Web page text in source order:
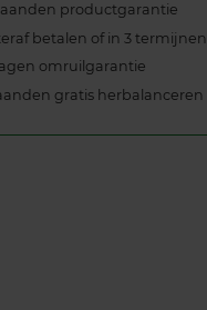
productgarantie
betalen of in 3 termijnen
omruilgarantie
gratis herbalanceren